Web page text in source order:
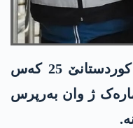
ل باژارێ رحایێ یێ باکورێ کوردستانێ 25 کەس
ژ وان بەرپرس